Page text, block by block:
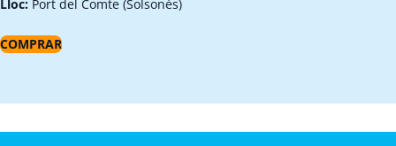
Lloc: Port del Comte (Solsonès)
COMPRAR